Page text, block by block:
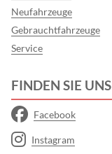
Neufahrzeuge
Gebrauchtfahrzeuge
Service
FINDEN SIE UNS
Facebook
Instagram